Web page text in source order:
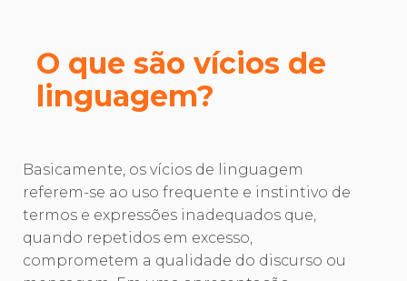
O que são vícios de
linguagem?
Basicamente, os vícios de linguagem
referem-se ao uso frequente e instintivo de
termos e expressões inadequados que,
quando repetidos em excesso,
comprometem a qualidade do discurso ou